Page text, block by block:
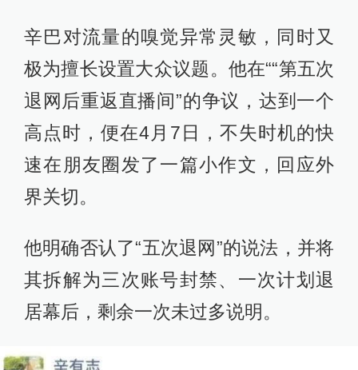
辛巴对流量的嗅觉异常灵敏，同时又
极为擅长设置大众议题。他在““第五次
退网后重返直播间”的争议，达到一个
高点时，便在4月7日，不失时机的快
速在朋友圈发了一篇小作文，回应外
界关切。
他明确否认了“五次退网”的说法，并将
其拆解为三次账号封禁、一次计划退
居幕后，剩余一次未过多说明。